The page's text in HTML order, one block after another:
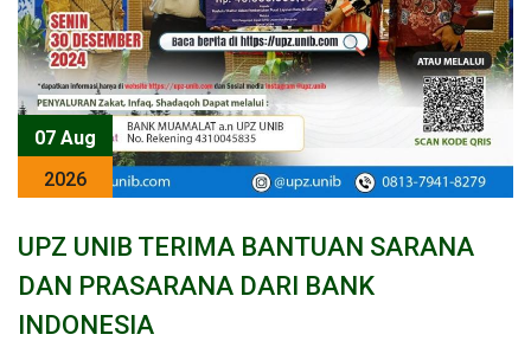
07 Aug
2026
UPZ UNIB TERIMA BANTUAN SARANA
DAN PRASARANA DARI BANK
INDONESIA